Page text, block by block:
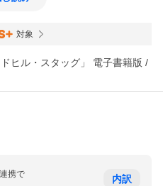
対象
ヒル・スタッグ」 電子書籍版 /
携で 内訳